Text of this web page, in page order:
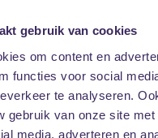
gebruik van cookies
om content en
functies voor social
te analyseren.
gebruik van onze site met
media, adverteren en